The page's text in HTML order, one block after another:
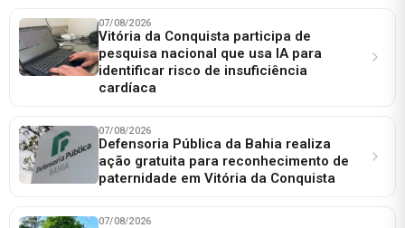
07/08/2026
Vitória da Conquista participa de
pesquisa nacional que usa IA para
identificar risco de insuficiência
cardíaca
07/08/2026
Defensoria Pública da Bahia realiza
ação gratuita para reconhecimento de
paternidade em Vitória da Conquista
07/08/2026